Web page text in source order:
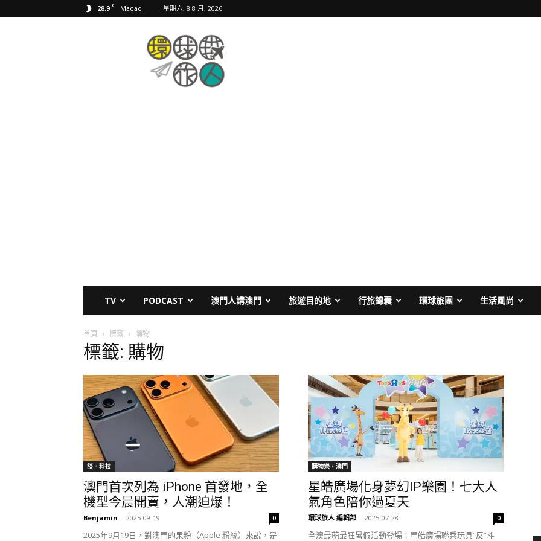
28.9 C Macao 星期六, 8 8 月, 2026
TV PODCAST 澳門人講澳門 旅遊目的地 行旅錦囊 環球旅團 生活風尚
首頁 標籤 購物
標籤: 購物
談．科技
澳門首次列為 iPhone 首發地，全
機型今晨開賣，人潮迫爆！
Benjamin - 2025-09-19 0
2025年9月19日，對澳門的果粉（Apple 粉絲）來說，是
購物樂‧澳門
星皓廣場化身夢幻IP樂園！七大人
氣角色陪你過夏天
環球旅人 編輯部 - 2025-07-28 0
全澳最萌最狂暑假活動登場！星皓廣場聯乘玩具“反”斗